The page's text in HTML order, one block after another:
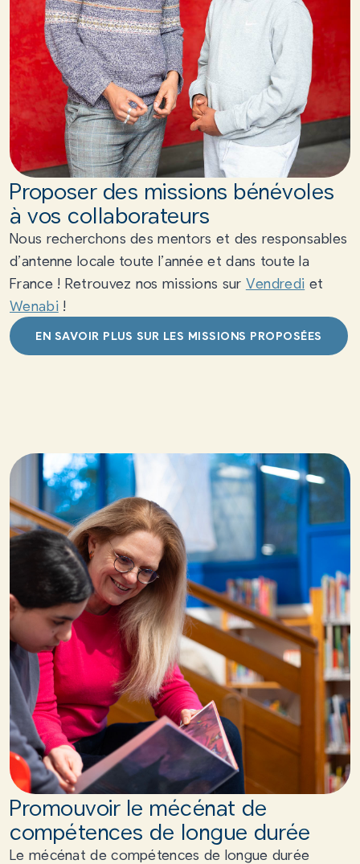
Proposer des missions bénévoles
à vos collaborateurs
Nous recherchons des mentors et des responsables
d’antenne locale toute l’année et dans toute la
France ! Retrouvez nos missions sur Vendredi et
Wenabi !
EN SAVOIR PLUS SUR LES MISSIONS PROPOSÉES
Promouvoir le mécénat de
compétences de longue durée
Le mécénat de compétences de longue durée